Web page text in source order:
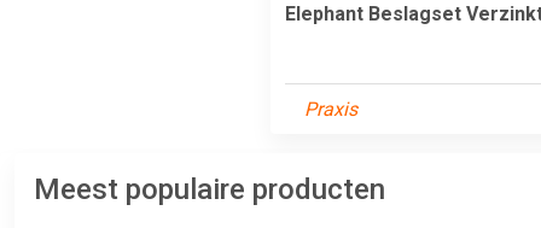
Elephant Beslagset
Praxis
Meest populaire producten